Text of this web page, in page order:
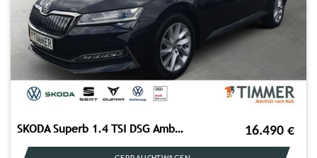
SKODA Superb 1.4 TSI DSG Ambition iV +AHK+EHK+LED+ACC+ 16.490 €